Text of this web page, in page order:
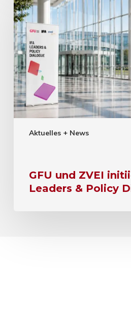
Aktuelles + News
GFU und ZVEI
Leaders & Policy